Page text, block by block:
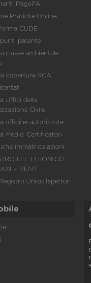
PagoPA
Pratiche Online
CUDE
patente
classe ambientale
copertura RCA
Uffici della
Civile
officine autorizzate
Medici Certificatori
immatricolazioni
ELETTRONICO
– RENT
Unico Ispettori